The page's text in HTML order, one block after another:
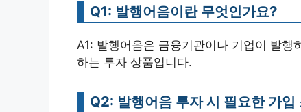
Q1: 발행어음이란 무엇인가요?
A1: 발행어음은 금융기관이나 기업이 발
하는 투자 상품입니다.
Q2: 발행어음 투자 시 필요한 가